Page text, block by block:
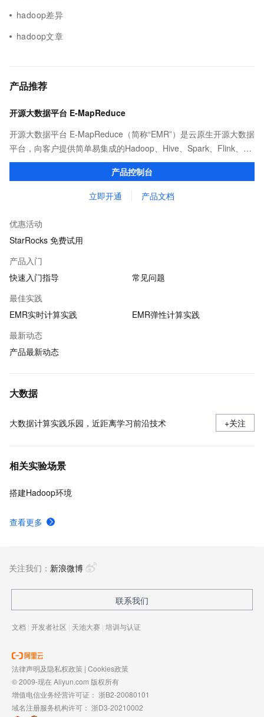
hadoop差异
hadoop文章
产品推荐
开源大数据平台 E-MapReduce
开源大数据平台 E-MapReduce（简称“EMR”）是云原生开源大数据
平台，向客户提供简单易集成的Hadoop、Hive、Spark、Flink、
Presto、ClickHouse、StarRocks、Delta、Hudi等开源大数据计算
产品控制台
立即开通 产品文档
优惠活动
StarRocks 免费试用
产品入门
快速入门指导
常见问题
最佳实践
EMR实时计算实践
EMR弹性计算实践
最新动态
产品最新动态
大数据
大数据计算实践乐园，近距离学习前沿技术 +关注
相关实验场景
搭建Hadoop环境
查看更多
关注我们： 新浪微博
联系我们
文档 | 开发者社区 | 天池大赛 | 培训与认证
法律声明及隐私权政策 | Cookies政策
© 2009-现在 Aliyun.com 版权所有
增值电信业务经营许可证： 浙B2-20080101
域名注册服务机构许可： 浙D3-20210002